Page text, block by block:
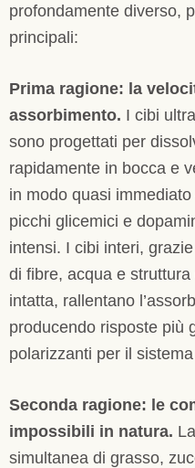
profondamente diverso,
principali:
Prima ragione: la
assorbimento. I cibi
sono progettati per
rapidamente in bocca e
in modo quasi
picchi glicemici e
intensi. I cibi interi,
di fibre, acqua e struttura
intatta, rallentano
producendo risposte più
polarizzanti per il
Seconda ragione: le
impossibili in natura.
simultanea di grasso,